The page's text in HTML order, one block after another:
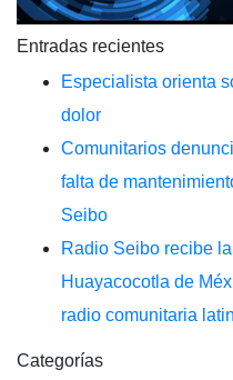
Entradas recientes
Especialista orienta
dolor
Comunitarios
falta de
Seibo
Radio Seibo recibe
Huayacocotla de
radio comunitaria
Categorías